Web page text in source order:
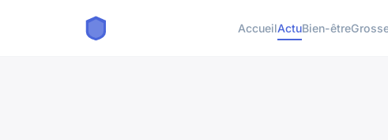
AccueilActuBien-être